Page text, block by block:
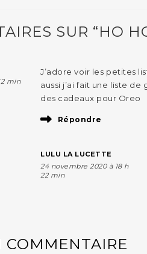
SUR “HO
min
J’adore voir les petites
aussi j’ai fait une liste
des cadeaux pour Oreo
Répondre
LULU LA LUCETTE
24 novembre 2020 à 18 h
22 min
COMMENTAIRE